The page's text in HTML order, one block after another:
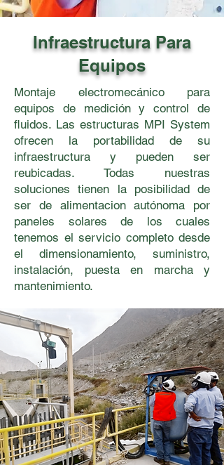
Infraestructura Para
Equipos
Montaje electromecánico para
equipos de medición y control de
fluidos. Las estructuras MPI System
ofrecen la portabilidad de su
infraestructura y pueden ser
reubicadas. Todas nuestras
soluciones tienen la posibilidad de
ser de alimentacion autónoma por
paneles solares de los cuales
tenemos el servicio completo desde
el dimensionamiento, suministro,
instalación, puesta en marcha y
mantenimiento.